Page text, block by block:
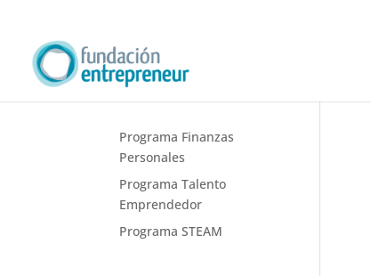
Programa Finanzas
Personales
Programa Talento
Emprendedor
Programa STEAM